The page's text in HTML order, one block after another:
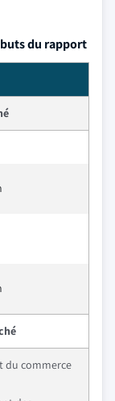
du rapport
du commerce